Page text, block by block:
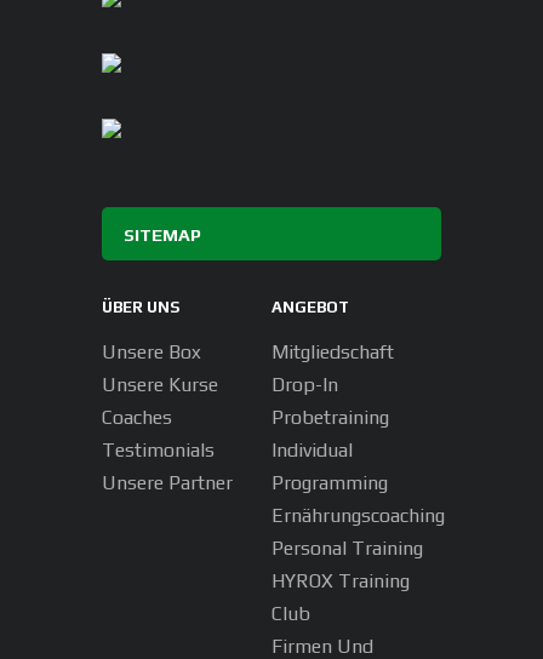
SITEMAP
ÜBER UNS
Unsere Box
Unsere Kurse
Coaches
Testimonials
Unsere Partner
ANGEBOT
Mitgliedschaft
Drop-In
Probetraining
Individual
Programming
Ernährungscoaching
Personal Training
HYROX Training
Club
Firmen Und